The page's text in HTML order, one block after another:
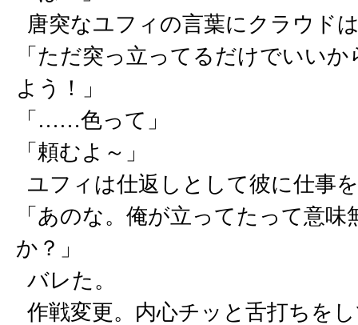
唐突なユフィの言葉にクラウド
「ただ突っ立ってるだけでいい
よう！」
「……色って」
「頼むよ～」
ユフィは仕返しとして彼に仕事
「あのな。俺が立ってたって意
か？」
バレた。
作戦変更。内心チッと舌打ちを